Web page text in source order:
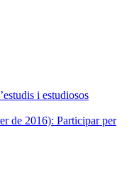
i estudiosos
de 2016): Participar per